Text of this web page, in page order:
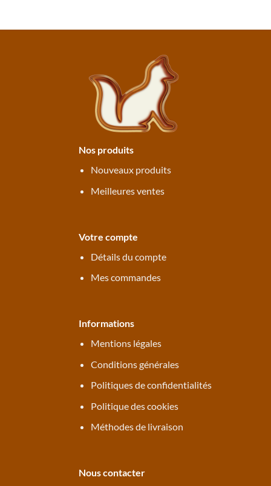
Nos produits
Nouveaux produits
Meilleures ventes
Votre compte
Détails du compte
Mes commandes
Informations
Mentions légales
Conditions générales
Politiques de confidentialités
Politique des cookies
Méthodes de livraison
Nous contacter